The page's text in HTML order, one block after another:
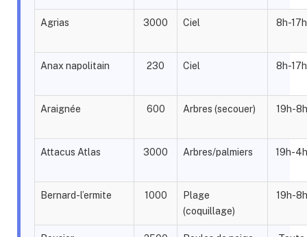
Agrias 3000 Ciel 8h-17h
Anax napolitain 230 Ciel 8h-17h
Araignée 600 Arbres (secouer) 19h-8h
Attacus Atlas 3000 Arbres/palmiers 19h-4h
Bernard-l’ermite 1000
Plage
(coquillage)
19h-8h